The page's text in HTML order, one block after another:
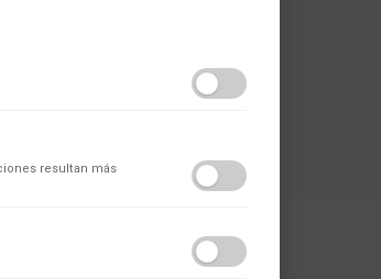
resultan más
de nuestro contenido y las interacciones de